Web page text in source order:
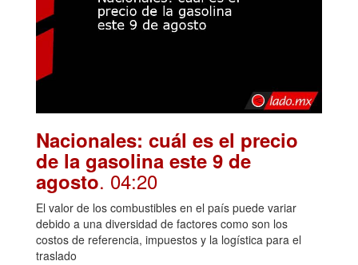
Nacionales: cuál es el precio
de la gasolina este 9 de
agosto. 04:20
El valor de los combustibles en el país puede variar
debido a una diversidad de factores como son los
costos de referencia, impuestos y la logística para el
traslado